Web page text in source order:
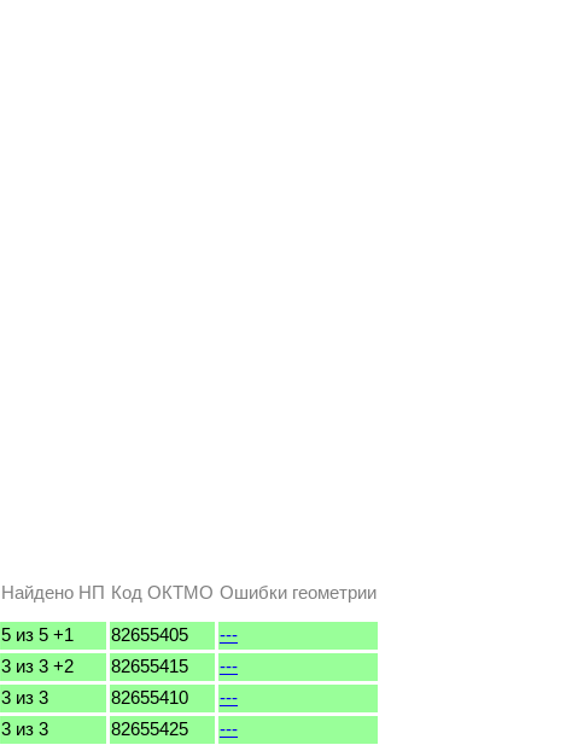
Найдено НП Код ОКТМО Ошибки геометрии
5 из 5 +1 82655405
---
3 из 3 +2 82655415
---
3 из 3 82655410
---
3 из 3 82655425
---